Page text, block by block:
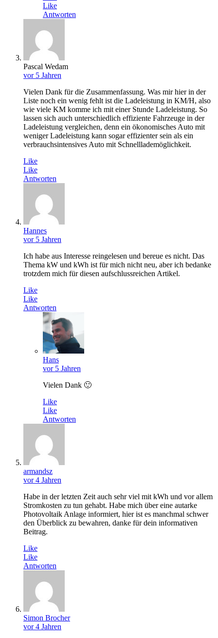
Like
Antworten
Pascal Wedam
vor 5 Jahren
Vielen Dank für die Zusammenfassung. Was mir hier in der
Liste noch ein wenig fehlt ist die Ladeleistung in KM/H, also
wie viele KM komme ich mit einer Stunde Ladeleistung. So
lassen sich auch unterschiedlich effiziente Fahrzeuge in der
Ladeleistung vergleichen, denn ein ökonomisches Auto mit
weniger Ladeleistung kann sogar effizienter sein als ein
verbrauchsintensives Auto mit Schnelllademöglichkeit.
Like
Like
Antworten
Hannes
vor 5 Jahren
Ich habe aus Interesse reingelesen und bereue es nicht. Das
Thema kW und kWh ­­ist für mich nicht neu, aber ich bedanke
trotzdem mich für diesen aufschlussreichen Artikel.
Like
Like
Antworten
Hans
vor 5 Jahren
Vielen Dank 🙂
Like
Like
Antworten
armandsz
vor 4 Jahren
Habe in der letzten Zeit auch sehr viel mit kWh und vor allem
Stromkosten zu tun gehabt. Habe mich über eine autarke
Photovoltaik Anlage informiert, hier ist es manchmal schwer
den Überblick zu bewahren, danke für dein informativen
Beitrag.
Like
Like
Antworten
Simon Brocher
vor 4 Jahren